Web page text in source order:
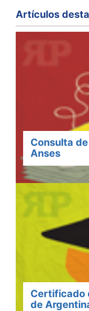
Artículos
Consulta
Anses
Certificado
de